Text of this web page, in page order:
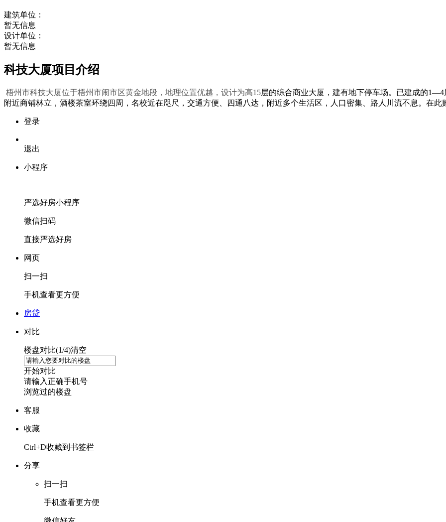
建筑单位：
暂无信息
设计单位：
暂无信息
科技大厦项目介绍
梧州市科技大厦位于梧州市闹市区黄金地段，地理位置优越，设计为高15层的综合商业大厦，建有地下停车场。已建成的
附近商铺林立，酒楼茶室环绕四周，名校近在咫尺，交通方便、四通八达，附近多个生活区，人口密集、路人川流不息。在此
登录
退出
小程序
严选好房小程序
微信扫码
直接严选好房
网页
扫一扫
手机查看更方便
房贷
对比
楼盘对比(1/4)清空
开始对比
请输入正确手机号
浏览过的楼盘
客服
收藏
Ctrl+D收藏到书签栏
分享
扫一扫
手机查看更方便